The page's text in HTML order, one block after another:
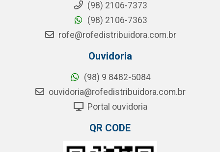
(98) 2106-7373
(98) 2106-7363
rofe@rofedistribuidora.com.br
Ouvidoria
(98) 9 8482-5084
ouvidoria@rofedistribuidora.com.br
Portal ouvidoria
QR CODE